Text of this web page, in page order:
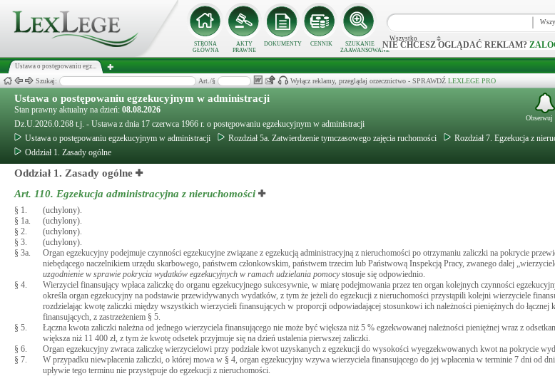
STRONA
GŁÓWNA
AKTY
PRAWNE
DOKUMENTY CENNIK
SZUKANIE
ZAAWANSOWANE
Wszystko
NIE CHCESZ OGLĄDAĆ REKLAM?
Ustawa o postępowaniu egz...
Szukaj: Art./§ Wyłącz reklamy, przeglądaj orzecznictwo - SPRAWDŹ LEXLEGE PRO
Ustawa o postępowaniu egzekucyjnym w administracji
Stan prawny aktualny na dzień: 08.08.2026
Dz.U.2026.0.268 t.j. - Ustawa z dnia 17 czerwca 1966 r. o postępowaniu egzekucyjnym w administracji
Ustawa o postępowaniu egzekucyjnym w administracji
Rozdział 5a. Zatwierdzenie tymczasowego zajęcia ruchomości
Rozdział 7. Egzekucja z
Oddział 1. Zasady ogólne
Obserwuj
Oddział 1. Zasady ogólne
Art. 110. Egzekucja administracyjna z nieruchomości
§ 1.
(uchylony).
§ 1a.
(uchylony).
§ 2.
(uchylony).
§ 3.
(uchylony).
§ 3a.
Organ egzekucyjny podejmuje czynności egzekucyjne związane z egzekucją administracyjną z nieruchomości po otrzymaniu zaliczki na pokrycie
niebędącego naczelnikiem urzędu skarbowego, państwem członkowskim, państwem trzecim lub Państwową Inspekcją Pracy, zwanego dalej
uzgodnienie w sprawie pokrycia wydatków egzekucyjnych w ramach udzielania pomocystosuje się odpowiednio.
§ 4.
Wierzyciel finansujący wpłaca zaliczkę do organu egzekucyjnego sukcesywnie, w miarę podejmowania przez ten organ kolejnych czynności
określa organ egzekucyjny na podstawie przewidywanych wydatków, z tym że jeżeli do egzekucji z nieruchomości przystąpili kolejni wierzyciele
rozdzielając kwotę zaliczki między wszystkich wierzycieli finansujących w proporcji odpowiadającej stosunkowi ich należności pieniężnych do
finansujących, z zastrzeżeniem § 5.
§ 5.
Łączna kwota zaliczki należna od jednego wierzyciela finansującego nie może być większa niż 5 % egzekwowanej należności pieniężnej wraz z
większa niż 11 400 zł, z tym że kwotę odsetek przyjmuje się na dzień ustalenia pierwszej zaliczki.
§ 6.
Organ egzekucyjny zwraca zaliczkę wierzycielowi przy podziale kwot uzyskanych z egzekucji do wysokości wyegzekwowanych kwot na pokrycie
§ 7.
W przypadku niewpłacenia zaliczki, o której mowa w § 4, organ egzekucyjny wzywa wierzyciela finansującego do jej wpłacenia w terminie 7 dni od
upływie tego terminu nie przystępuje do egzekucji z nieruchomości.